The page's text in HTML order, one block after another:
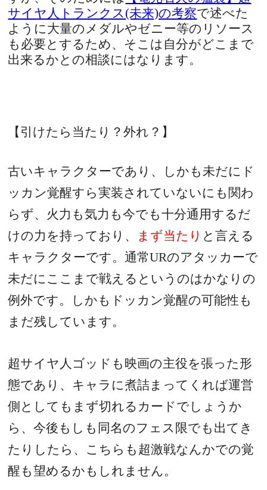
サイヤ人トランクス(未来)の考察で述べた
ように大量のメダルやゼニー等のリソース
も必要とするため、そこは自分がどこまで
出来るかとの相談にはなります。
【引けたら当たり？外れ？】
古いキャラクターであり、しかも未だにド
ッカン覚醒すら実装されていないにも関わ
らず、火力も気力も今でも十分通用するだ
けの力を持っており、
まず当たり と言える
キャラクターです。通常URのアタッカーで
未だにここまで戦えるというのはかなりの
例外です。しかもドッカン覚醒の可能性も
まだ残しています。
超サイヤ人ゴッドも映画の主役を張った形
態であり、キャラに煮詰まってくれば運営
側としてもまず切れるカードでしょうか
ら、今後もしも同名のフェス限でも出てき
たりしたら、こちらも超激戦なんかでの覚
醒も望めるかもしれません。